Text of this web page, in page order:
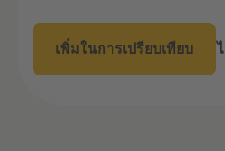
เพิ่มในการเปรียบเทียบ